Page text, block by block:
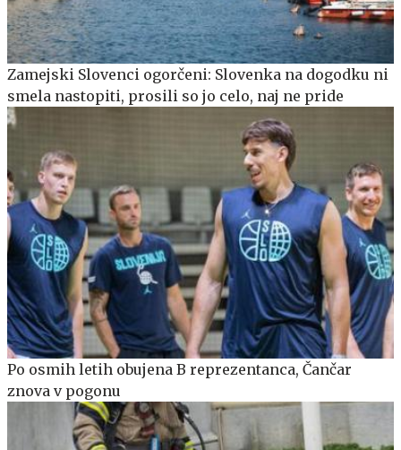
Zamejski Slovenci ogorčeni: Slovenka na dogodku ni
smela nastopiti, prosili so jo celo, naj ne pride
Po osmih letih obujena B reprezentanca, Čančar
znova v pogonu